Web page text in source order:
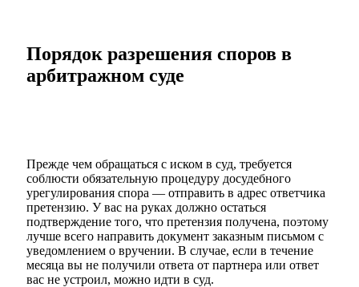
Порядок разрешения споров в
арбитражном суде
Прежде чем обращаться с иском в суд, требуется
соблюсти обязательную процедуру досудебного
урегулирования спора — отправить в адрес ответчика
претензию. У вас на руках должно остаться
подтверждение того, что претензия получена, поэтому
лучше всего направить документ заказным письмом с
уведомлением о вручении. В случае, если в течение
месяца вы не получили ответа от партнера или ответ
вас не устроил, можно идти в суд.